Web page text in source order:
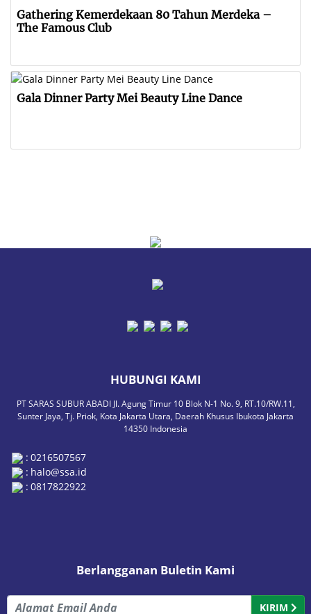
Gathering Kemerdekaan 80 Tahun Merdeka –
The Famous Club
Gala Dinner Party Mei Beauty Line Dance
HUBUNGI KAMI
PT SARAS SUBUR ABADI Jl. Agung Timur 10 Blok N-1 No. 9, RT.10/RW.11,
Sunter Jaya, Tj. Priok, Kota Jakarta Utara, Daerah Khusus Ibukota Jakarta
14350 Indonesia
: 0216507567
: halo@ssa.id
: 0817822922
Berlangganan Buletin Kami
KIRIM